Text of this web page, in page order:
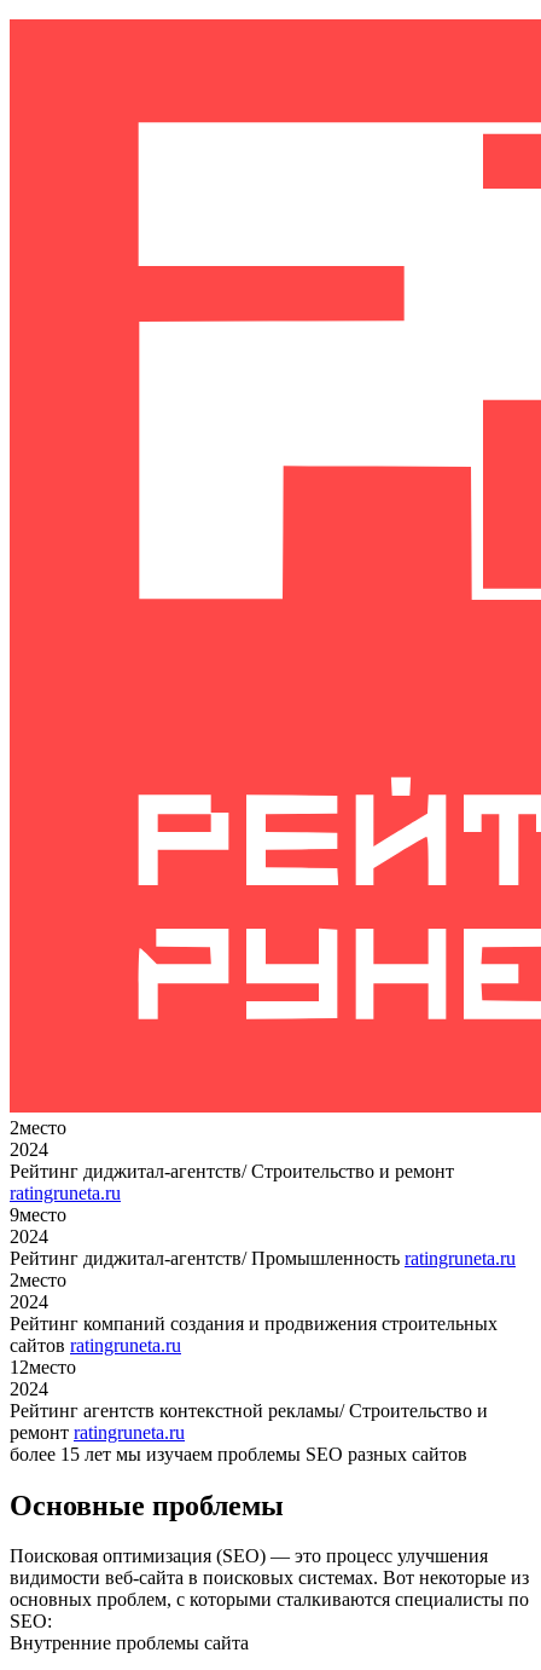
2место
2024
Рейтинг диджитал-агентств/ Строительство и ремонт
ratingruneta.ru
9место
2024
Рейтинг диджитал-агентств/ Промышленность ratingruneta.ru
2место
2024
Рейтинг компаний создания и продвижения строительных
сайтов ratingruneta.ru
12место
2024
Рейтинг агентств контекстной рекламы/ Строительство и
ремонт ratingruneta.ru
более 15 лет мы изучаем проблемы SEO разных сайтов
Основные проблемы
Поисковая оптимизация (SEO) — это процесс улучшения
видимости веб-сайта в поисковых системах. Вот некоторые из
основных проблем, с которыми сталкиваются специалисты по
SEO:
Внутренние проблемы сайта